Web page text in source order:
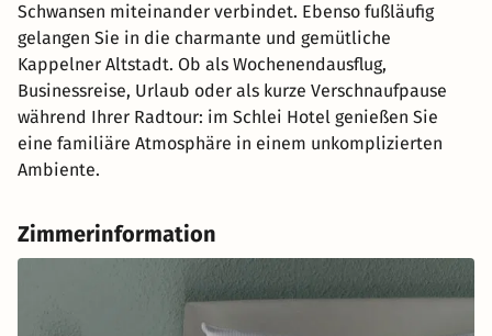
Schwansen miteinander verbindet. Ebenso fußläufig
gelangen Sie in die charmante und gemütliche
Kappelner Altstadt. Ob als Wochenendausflug,
Businessreise, Urlaub oder als kurze Verschnaufpause
während Ihrer Radtour: im Schlei Hotel genießen Sie
eine familiäre Atmosphäre in einem unkomplizierten
Ambiente.
Zimmerinformation